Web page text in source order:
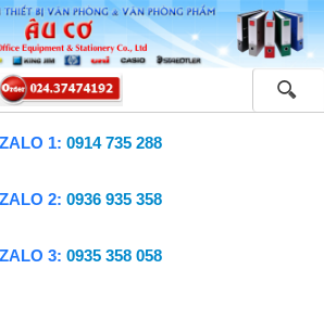
ZALO 1: 0914 735 288
ZALO 2: 0936 935 358
ZALO 3: 0935 358 058